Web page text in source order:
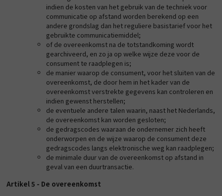
indien de kosten van het gebruik van de techniek voor
communicatie op afstand worden berekend op een
andere grondslag dan het reguliere basistarief voor het
gebruikte communicatiemiddel;
of de overeenkomst na de totstandkoming wordt
gearchiveerd, en zo ja op welke wijze deze voor de
consument te raadplegen is;
de manier waarop de consument, voor het sluiten van de
overeenkomst, de door hem in het kader van de
overeenkomst verstrekte gegevens kan controleren en
indien gewenst herstellen;
de eventuele andere talen waarin, naast het Nederlands,
de overeenkomst kan worden gesloten;
de gedragscodes waaraan de ondernemer zich heeft
onderworpen en de wijze waarop de consument deze
gedragscodes langs elektronische weg kan raadplegen;
de minimale duur van de overeenkomst op afstand in
geval van een duurtransactie.
Artikel 5 - De overeenkomst